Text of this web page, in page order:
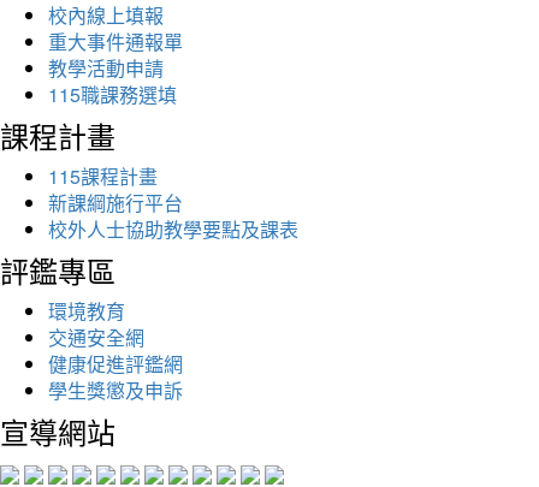
校內線上填報
重大事件通報單
教學活動申請
115職課務選填
課程計畫
115課程計畫
新課綱施行平台
校外人士協助教學要點及課表
評鑑專區
環境教育
交通安全網
健康促進評鑑網
學生獎懲及申訴
宣導網站